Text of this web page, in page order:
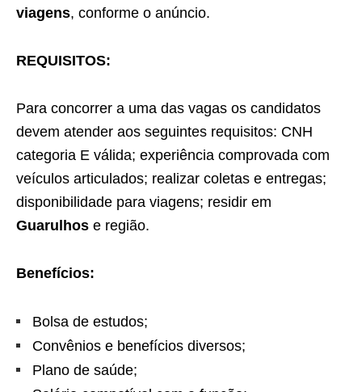
viagens, conforme o anúncio.
REQUISITOS:
Para concorrer a uma das vagas os candidatos
devem atender aos seguintes requisitos: CNH
categoria E válida; experiência comprovada com
veículos articulados; realizar coletas e entregas;
disponibilidade para viagens; residir em
Guarulhos e região.
Benefícios:
Bolsa de estudos;
Convênios e benefícios diversos;
Plano de saúde;